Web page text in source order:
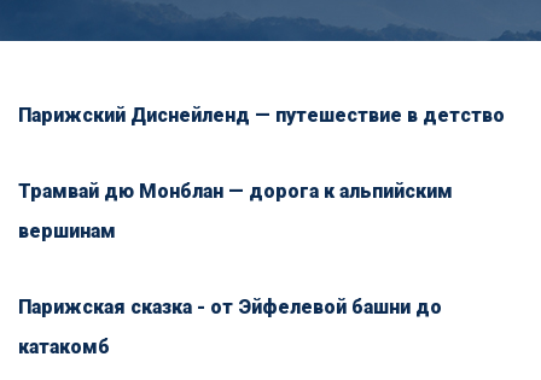
Парижский Диснейленд — путешествие в детство
Трамвай дю Монблан — дорога к альпийским
вершинам
Парижская сказка - от Эйфелевой башни до
катакомб